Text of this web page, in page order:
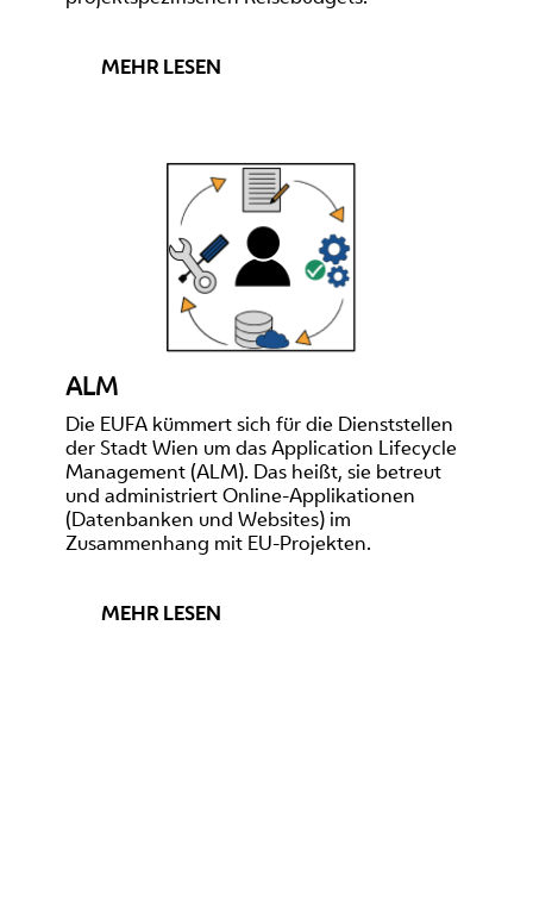
MEHR LESEN
ALM
Die EUFA kümmert sich für die Dienststellen
der Stadt Wien um das Application Lifecycle
Management (ALM). Das heißt, sie betreut
und administriert Online-Applikationen
(Datenbanken und Websites) im
Zusammenhang mit EU-Projekten.
MEHR LESEN